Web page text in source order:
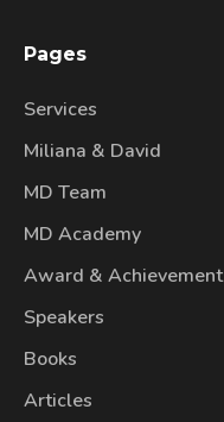
Pages
Services
Miliana & David
MD Team
MD Academy
Award & Achievement
Speakers
Books
Articles